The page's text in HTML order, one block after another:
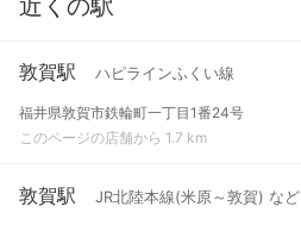
敦賀駅 ハピラインふくい線
福井県敦賀市鉄輪町一丁目1番24号
このページの店舗から 1.7 km
敦賀駅 JR北陸本線(米原～敦賀) など